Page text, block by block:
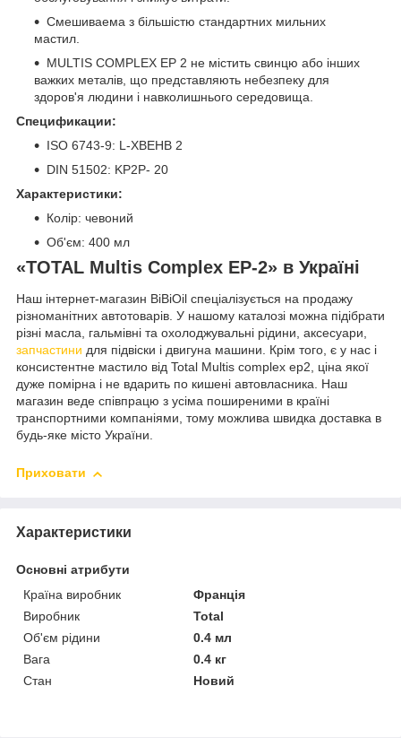
Смешиваема з більшістю стандартних мильних
мастил.
MULTIS COMPLEX EP 2 не містить свинцю або інших
важких металів, що представляють небезпеку для
здоров'я людини і навколишнього середовища.
Спецификации:
ISO 6743-9: L-XBEHB 2
DIN 51502: KP2P- 20
Характеристики:
Колір: чевоний
Об'єм: 400 мл
«TOTAL Multis Complex EP-2» в Україні
Наш інтернет-магазин BiBiOil спеціалізується на продажу
різноманітних автотоварів. У нашому каталозі можна підібрати
різні масла, гальмівні та охолоджувальні рідини, аксесуари,
запчастини для підвіски і двигуна машини. Крім того, є у нас і
консистентне мастило від Total Multis complex ep2, ціна якої
дуже помірна і не вдарить по кишені автовласника. Наш
магазин веде співпрацю з усіма поширеними в країні
транспортними компаніями, тому можлива швидка доставка в
будь-яке місто України.
Приховати
Характеристики
Основні атрибути
Країна виробник
Франція
Виробник
Total
Об'єм рідини
0.4 мл
Вага
0.4 кг
Стан
Новий